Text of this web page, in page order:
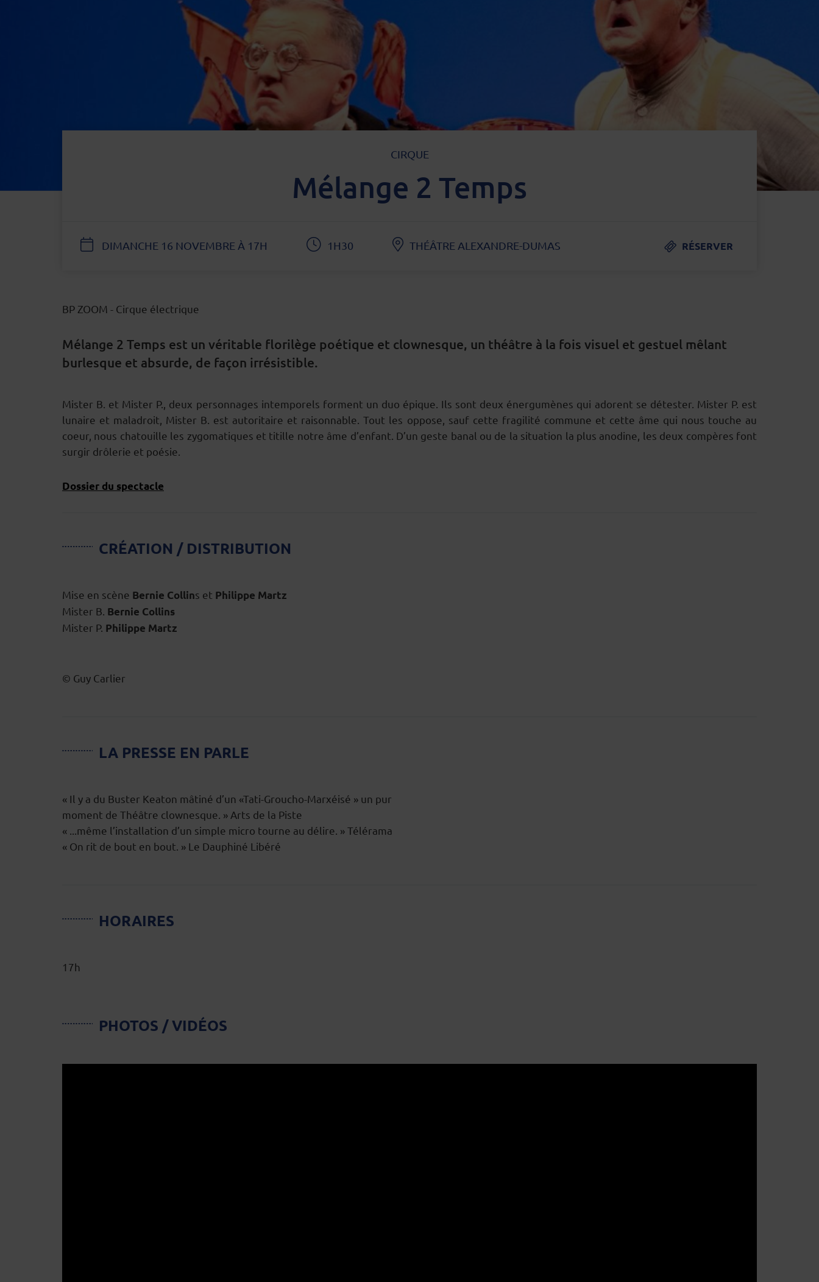
TYPE D'ÉVÈNEMENT
CIRQUE
Mélange 2 Temps
DATEDIMANCHE 16 NOVEMBRE À 17H 1H30 THÉÂTRE ALEXANDRE-DUMAS RÉSERVER
BP ZOOM - Cirque électrique
Mélange 2 Temps est un véritable florilège poétique et clownesque, un théâtre à la fois visuel et gestuel mêlant
burlesque et absurde, de façon irrésistible.
DESCRIPTION
Mister B. et Mister P., deux personnages intemporels forment un duo épique. Ils sont deux énergumènes qui adorent se détester. Mister P. est
lunaire et maladroit, Mister B. est autoritaire et raisonnable. Tout les oppose, sauf cette fragilité commune et cette âme qui nous touche au
coeur, nous chatouille les zygomatiques et titille notre âme d’enfant. D’un geste banal ou de la situation la plus anodine, les deux compères font
surgir drôlerie et poésie.
Dossier du spectacle
CRÉATION / DISTRIBUTION
Mise en scène Bernie Collins et Philippe Martz
Mister B. Bernie Collins
Mister P. Philippe Martz
© Guy Carlier
LA PRESSE EN PARLE
« Il y a du Buster Keaton mâtiné d’un «Tati-Groucho-Marxéisé » un pur
moment de Théâtre clownesque. » Arts de la Piste
« ...même l’installation d’un simple micro tourne au délire. » Télérama
« On rit de bout en bout. » Le Dauphiné Libéré
HORAIRES
17h
PHOTOS / VIDÉOS